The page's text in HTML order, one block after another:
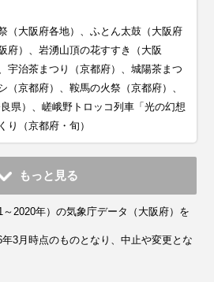
（大阪府各地）、ふとん太鼓（大阪府
府）、岩湧山頂の花すすき（大阪
宇治茶まつり（京都府）、城陽茶まつ
（京都府）、鞍馬の火祭（京都府）、
県）、嵯峨野トロッコ列車「光の幻想
り（京都府・旬）
11月
72.5mm
12月
55.5mm
1月
47.0mm
2月
60.5mm
3月
103.1mm
4月
101.9mm
5月
136.5mm
6月
185.1mm
7月
174.4mm
もっと見る
2020年）の気象庁データ（大阪府）を
3月時点のものとなり、中止や変更とな